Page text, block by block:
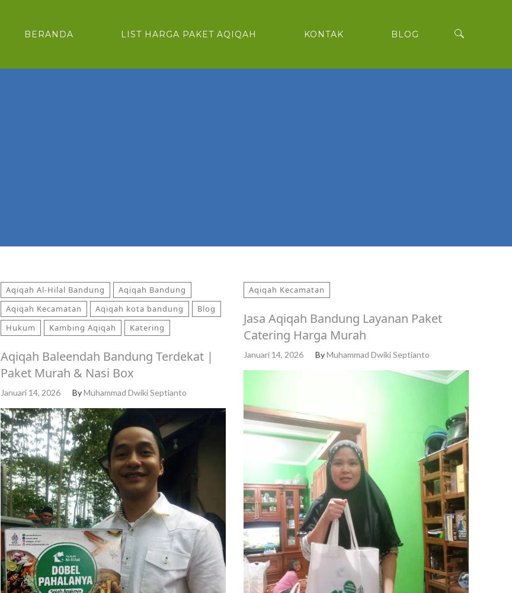
BERANDA LIST HARGA PAKET AQIQAH KONTAK BLOG
Aqiqah Al-Hilal Bandung
Aqiqah Bandung
Aqiqah Kecamatan
Aqiqah kota bandung
Blog
Hukum
Kambing Aqiqah Katering
Aqiqah Baleendah Bandung Terdekat |
Paket Murah & Nasi Box
Januari 14, 2026 ByMuhammad Dwiki Septianto
Aqiqah Kecamatan
Jasa Aqiqah Bandung Layanan Paket
Catering Harga Murah
Januari 14, 2026 ByMuhammad Dwiki Septianto